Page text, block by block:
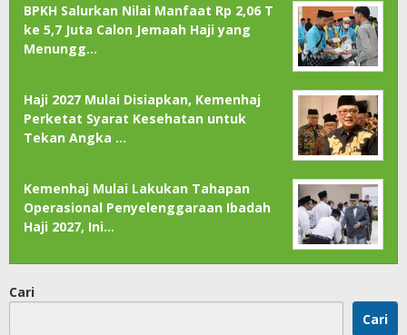
BPKH Salurkan Nilai Manfaat Rp 2,06 T
ke 5,7 Juta Calon Jemaah Haji yang
Menungg…
Haji 2027 Mulai Disiapkan, Kemenhaj
Perketat Syarat Kesehatan untuk
Tekan Angka …
Kemenhaj Mulai Lakukan Tahapan
Operasional Penyelenggaraan Ibadah
Haji 2027, Ini…
Cari
Cari